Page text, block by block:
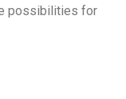
possibilities for